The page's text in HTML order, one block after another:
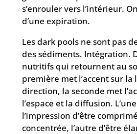
s’enrouler vers l’intérieur.
d’une expiration.
Les dark pools ne sont pas
des sédiments. Intégration.
nutritifs qui retournent au
première met l’accent sur la
direction, la seconde met
l’espace et la diffusion.
l’impression d’être
concentrée, l’autre d’être